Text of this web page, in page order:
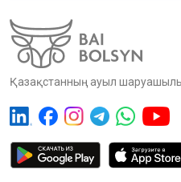
Қазақстанның ауыл